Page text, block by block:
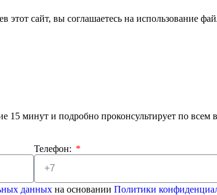
сайт, вы соглашаетесь на использование
15 минут и подробно проконсультирует по всем
Телефон:
данных на основании Политики